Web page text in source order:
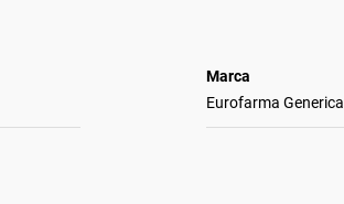
Marca
Eurofarma Generica